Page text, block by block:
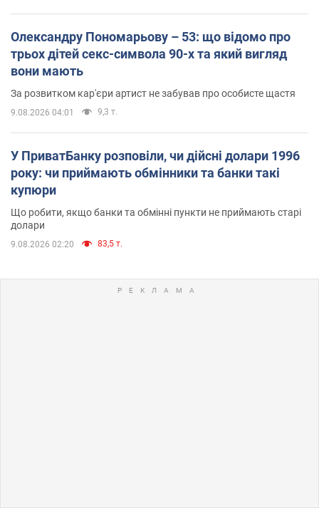
Олександру Пономарьову – 53: що відомо про
трьох дітей секс-символа 90-х та який вигляд
вони мають
За розвитком кар'єри артист не забував про особисте щастя
9.08.2026 04:01 9,3 т.
У ПриватБанку розповіли, чи дійсні долари 1996
року: чи приймають обмінники та банки такі
купюри
Що робити, якщо банки та обмінні пункти не приймають старі
долари
9.08.2026 02:20 83,5 т.